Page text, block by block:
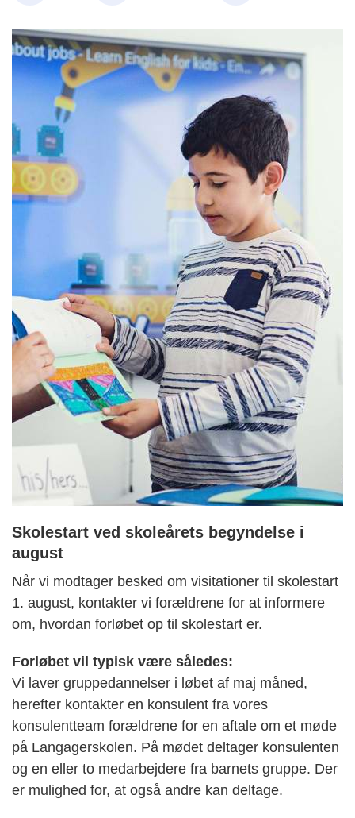
Skolestart ved skoleårets begyndelse i
august
Når vi modtager besked om visitationer til skolestart
1. august, kontakter vi forældrene for at informere
om, hvordan forløbet op til skolestart er.
Forløbet vil typisk være således:
Vi laver gruppedannelser i løbet af maj måned,
herefter kontakter en konsulent fra vores
konsulentteam forældrene for en aftale om et møde
på Langagerskolen. På mødet deltager konsulenten
og en eller to medarbejdere fra barnets gruppe. Der
er mulighed for, at også andre kan deltage.